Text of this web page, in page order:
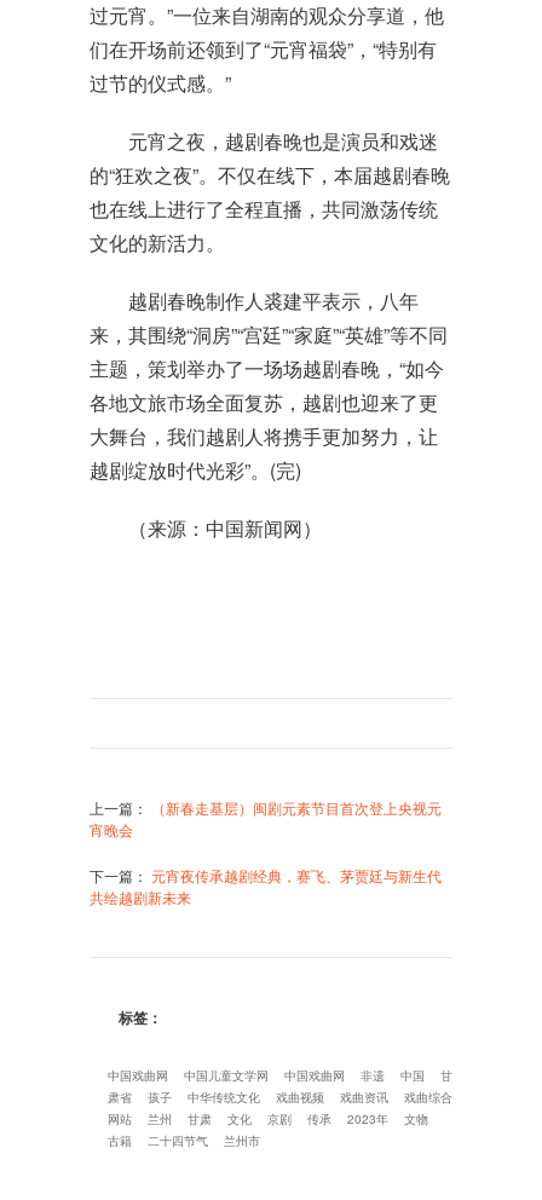
过元宵。”一位来自湖南的观众分享道，他
们在开场前还领到了“元宵福袋”，“特别有
过节的仪式感。”
元宵之夜，越剧春晚也是演员和戏迷
的“狂欢之夜”。不仅在线下，本届越剧春晚
也在线上进行了全程直播，共同激荡传统
文化的新活力。
越剧春晚制作人裘建平表示，八年
来，其围绕“洞房”“宫廷”“家庭”“英雄”等不同
主题，策划举办了一场场越剧春晚，“如今
各地文旅市场全面复苏，越剧也迎来了更
大舞台，我们越剧人将携手更加努力，让
越剧绽放时代光彩”。(完)
（来源：中国新闻网）
上一篇 ：
（新春走基层）闽剧元素节目首次登上央视元
宵晚会
下一篇 ： 元宵夜传承越剧经典，赛飞、茅贾廷与新生代
共绘越剧新未来
标签：
中国戏曲网 中国儿童文学网 中国戏曲网 非遗 中国
甘
肃省
孩子 中华传统文化 戏曲视频 戏曲资讯
戏曲综合
网站
兰州 甘肃 文化 京剧 传承 2023年
文物
古籍
二十四节气 兰州市